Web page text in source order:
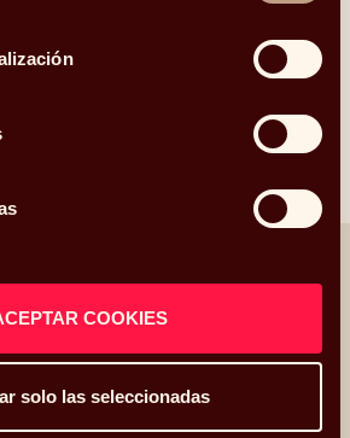
COOKIES
solo las seleccionadas
en el IRPF
saber sobre la fiscalidad de tus
expertos que enriquecen la
el mundo.